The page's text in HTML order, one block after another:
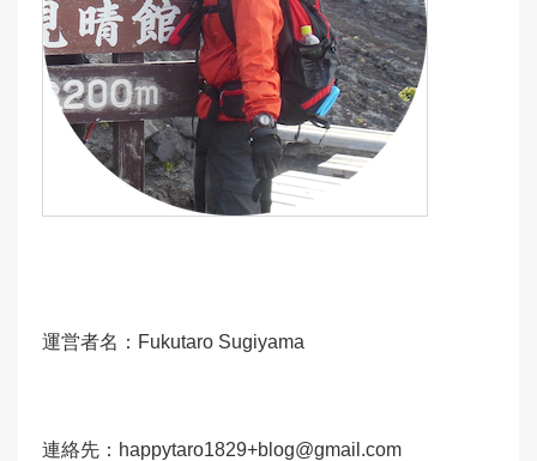
運営者名：Fukutaro Sugiyama
連絡先：happytaro1829+blog@gmail.com